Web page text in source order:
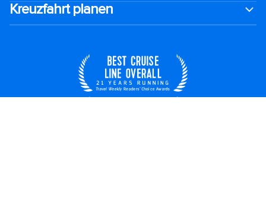
Kreuzfahrt planen